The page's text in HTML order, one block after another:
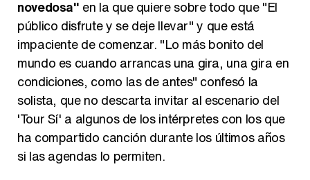
novedosa" en la que quiere sobre todo que "El
público disfrute y se deje llevar" y que está
impaciente de comenzar. "Lo más bonito del
mundo es cuando arrancas una gira, una gira en
condiciones, como las de antes" confesó la
solista, que no descarta invitar al escenario del
'Tour Sí' a algunos de los intérpretes con los que
ha compartido canción durante los últimos años
si las agendas lo permiten.